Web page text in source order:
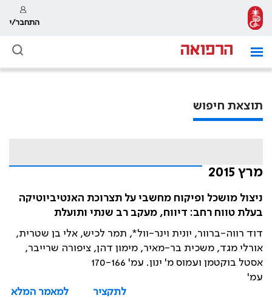
התחבר/י
תוצאת חיפוש
מרץ 2015
ניצול מושכל ופיקוח מחשבי על תצרוכת האנטיביוטיקה
בעלת טווח רחב: דיווח, מעקב רב שנתי ותועלת
דוד רווה-ברוור, יונית וינר-וול*, תמר לכיש, אלי בן שטרית,
אורלי מגד, משכית בר-מאיר, מימון דהן, ציפורה שרייבר,
אסטל בוקטמן ועמוס מ' ינון. עמ' 170-166
עמ'
לתקציר
למאמר המלא